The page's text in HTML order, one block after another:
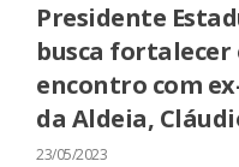
Presidente
busca
encontro com
da Aldeia,
23/05/2023